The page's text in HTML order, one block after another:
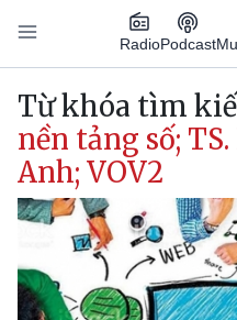
Nhảy đến nội dung
RadioPodcast
Main navigation
Từ khóa tìm
nền tảng số;
Anh; VOV2